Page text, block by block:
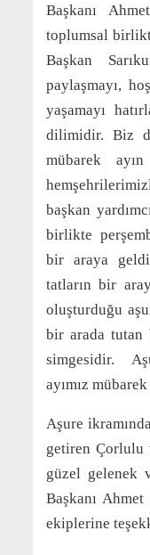
Başkanı
toplumsal
Başkan
paylaşmayı,
yaşamayı
dilimidir. Biz
mübarek
başkan
birlikte
bir araya
tatların bir
oluşturduğu
bir arada
simgesidir.
ayımız
Aşure
getiren Çorlulu
güzel gelenek
Başkanı
ekiplerine